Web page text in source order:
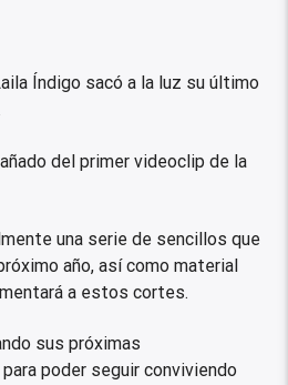
Índigo sacó a la luz su último
del primer videoclip de la
una serie de sencillos que
año, así como material
a estos cortes.
sus próximas
poder seguir conviviendo